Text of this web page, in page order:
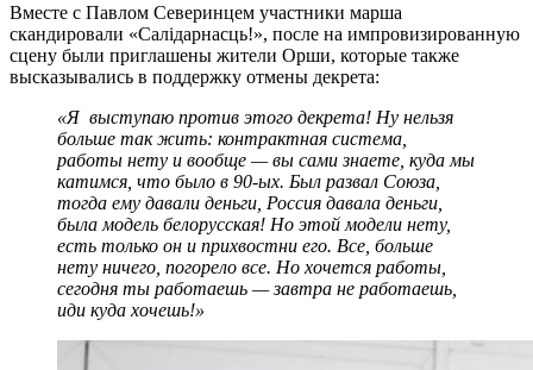
Вместе с Павлом Северинцем участники марша
скандировали «Салідарнасць!», после на импровизированную
сцену были приглашены жители Орши, которые также
высказывались в поддержку отмены декрета:
«Я выступаю против этого декрета! Ну нельзя
больше так жить: контрактная система,
работы нету и вообще — вы сами знаете, куда мы
катимся, что было в 90-ых. Был развал Союза,
тогда ему давали деньги, Россия давала деньги,
была модель белорусская! Но этой модели нету,
есть только он и прихвостни его. Все, больше
нету ничего, погорело все. Но хочется работы,
сегодня ты работаешь — завтра не работаешь,
иди куда хочешь!»